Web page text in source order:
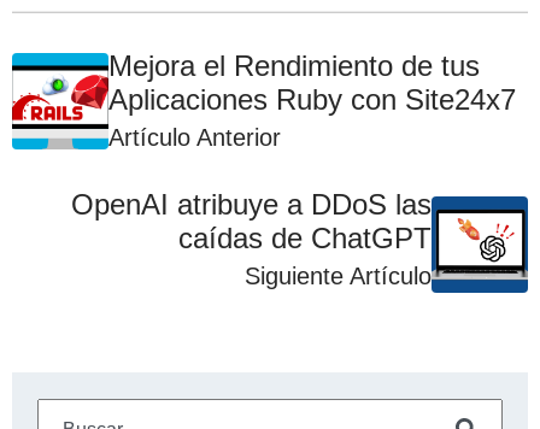
Mejora el Rendimiento de tus
Aplicaciones Ruby con Site24x7
Artículo Anterior
OpenAI atribuye a DDoS las
caídas de ChatGPT
Siguiente Artículo